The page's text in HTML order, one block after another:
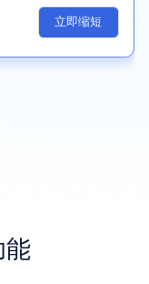
立即缩短
能